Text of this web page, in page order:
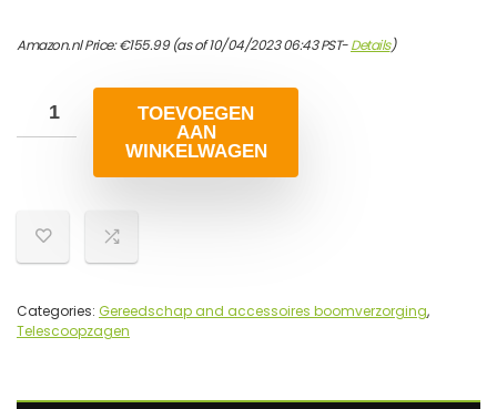
Amazon.nl Price:€155.99(as of 10/04/2023 06:43 PST-Details)
TOEVOEGEN
AAN
WINKELWAGEN
Categories: Gereedschap and accessoires boomverzorging,
Telescoopzagen